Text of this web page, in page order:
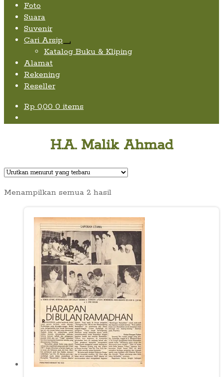
Foto
Suara
Suvenir
Cari Arsip
Expand
child
Katalog Buku & Kliping
Alamat
Rekening
Reseller
Rp 0,00 0 items
H.A. Malik Ahmad
Menampilkan semua 2 hasilDiurutkan
yang
terbaru